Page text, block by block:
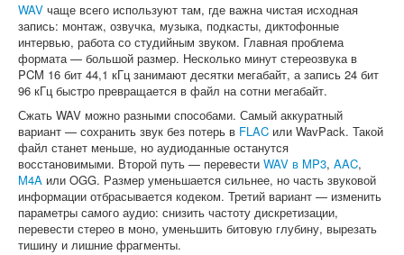
WAV чаще всего используют там, где важна чистая исходная
запись: монтаж, озвучка, музыка, подкасты, диктофонные
интервью, работа со студийным звуком. Главная проблема
формата — большой размер. Несколько минут стереозвука в
PCM 16 бит 44,1 кГц занимают десятки мегабайт, а запись 24 бит
96 кГц быстро превращается в файл на сотни мегабайт.
Сжать WAV можно разными способами. Самый аккуратный
вариант — сохранить звук без потерь в FLAC или WavPack. Такой
файл станет меньше, но аудиоданные останутся
восстановимыми. Второй путь — перевести WAV в MP3, AAC,
M4A или OGG. Размер уменьшается сильнее, но часть звуковой
информации отбрасывается кодеком. Третий вариант — изменить
параметры самого аудио: снизить частоту дискретизации,
перевести стерео в моно, уменьшить битовую глубину, вырезать
тишину и лишние фрагменты.